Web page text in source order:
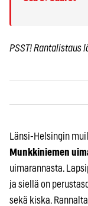
PSST! Rantalistaus
Länsi-Helsingin
Munkkiniemen
uimarannasta.
ja siellä on
sekä kiska.